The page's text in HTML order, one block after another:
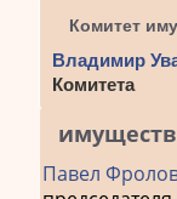
Комитет
Владимир
Комитета
Павел